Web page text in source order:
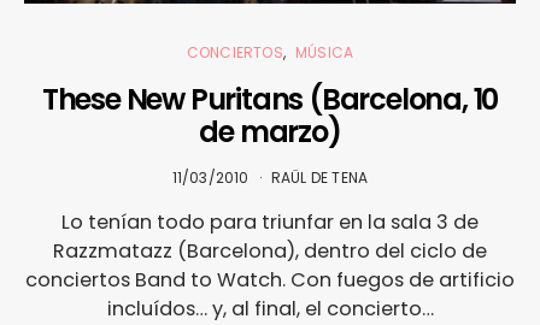
CONCIERTOS MÚSICA
These New Puritans (Barcelona, 10
de marzo)
11/03/2010 RAÜL DE TENA
Lo tenían todo para triunfar en la sala 3 de
Razzmatazz (Barcelona), dentro del ciclo de
conciertos Band to Watch. Con fuegos de artificio
incluídos… y, al final, el concierto…